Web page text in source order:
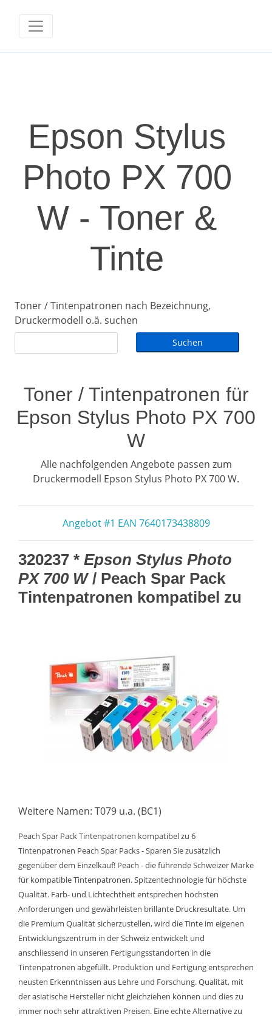
Epson Stylus
Photo PX 700
W - Toner &
Tinte
Toner / Tintenpatronen nach Bezeichnung,
Druckermodell o.ä. suchen
Toner / Tintenpatronen für
Epson Stylus Photo PX 700
W
Alle nachfolgenden Angebote passen zum
Druckermodell Epson Stylus Photo PX 700 W.
Angebot #1 EAN 7640173438809
320237 * Epson Stylus Photo
PX 700 W/ Peach Spar Pack
Tintenpatronen kompatibel zu
Weitere Namen: T079 u.a. (BC1)
Peach Spar Pack Tintenpatronen kompatibel zu 6
Tintenpatronen Peach Spar Packs - Sparen Sie zusätzlich
gegenüber dem Einzelkauf! Peach - die führende Schweizer Marke
für kompatible Tintenpatronen. Spitzentechnologie für höchste
Qualität. Farb- und Lichtechtheit entsprechen höchsten
Anforderungen und gewährleisten brillante Druckresultate. Um
die Premium Qualität sicherzustellen, wird die Tinte im eigenen
Entwicklungszentrum in der Schweiz entwickelt und
anschliessend in unseren Fertigungsstandorten in die
Tintenpatronen abgefüllt. Produktion und Fertigung entsprechen
neusten Erkenntnissen aus Lehre und Forschung. Qualität, mit
der asiatische Hersteller nicht gleichziehen können und dies zu
immer noch sehr attraktiven Preisen. Eine echte Alternative zu